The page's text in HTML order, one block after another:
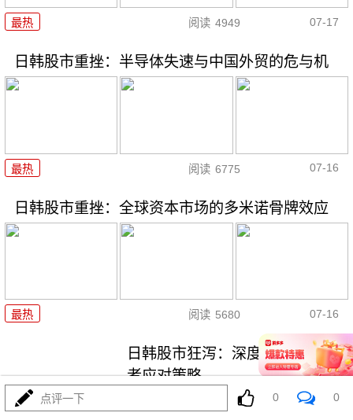
最热 阅读 4949 07-17
日韩股市重挫：半导体失速与中国外贸的危与机
最热 阅读 6775 07-16
日韩股市重挫：全球资本市场的多米诺骨牌效应
最热 阅读 5680 07-16
日韩股市狂泻：深度解析与投资
者应对策略
最热
点评一下 0 0